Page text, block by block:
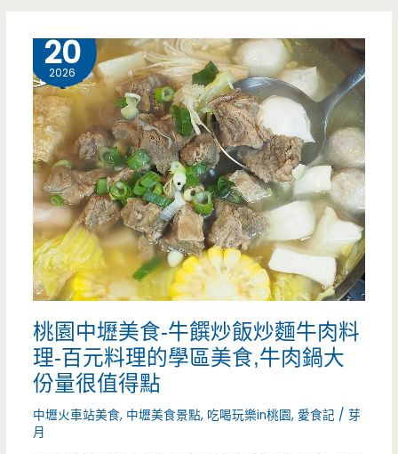
約）
三
寶
鳳
梨
冰-
三
輪
車
的
歷
20
2026
桃園中壢美食-牛饌炒飯炒麵牛肉料
理-百元料理的學區美食,牛肉鍋大
份量很值得點
中壢火車站美食, 中壢美食景點, 吃喝玩樂in桃園, 愛食記 /芽
月